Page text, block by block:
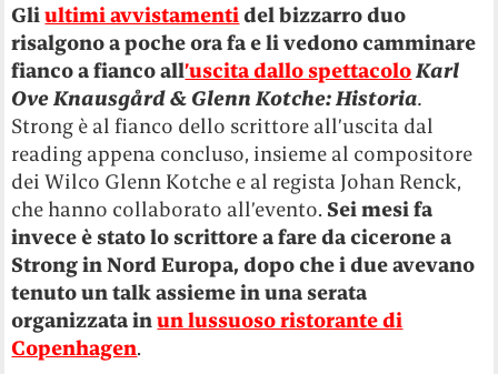
Gliultimi avvistamentidel bizzarro duo
risalgono a poche ora fa e li vedono camminare
fianco a fianco all’uscita dallo spettacoloKarl
Ove Knausgård & Glenn Kotche: Historia.
Strong è al fianco dello scrittore all’uscita dal
reading appena concluso, insieme al compositore
dei Wilco Glenn Kotche e al regista Johan Renck,
che hanno collaborato all’evento. Sei mesi fa
invece è stato lo scrittore a fare da cicerone a
Strong in Nord Europa, dopo che i due avevano
tenuto un talk assieme in una serata
organizzata inun lussuoso ristorante di
Copenhagen.